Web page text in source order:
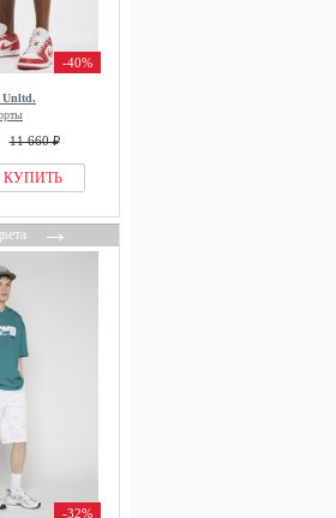
-40%
Unltd.
11 660 ₽
КУПИТЬ
→
-32%